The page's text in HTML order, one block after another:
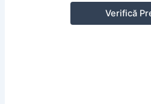
Verifică